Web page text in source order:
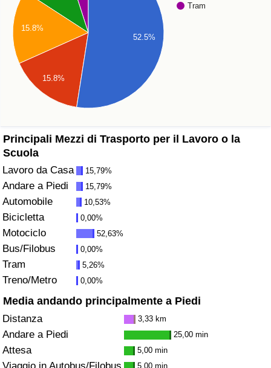
Tram
15.8%
15.8%
52.5%
Principali Mezzi di Trasporto per il Lavoro o la
Scuola
Lavoro da Casa 15,79%
Andare a Piedi 15,79%
Automobile 10,53%
Bicicletta 0,00%
Motociclo 52,63%
Bus/Filobus 0,00%
Tram 5,26%
Treno/Metro 0,00%
Media andando principalmente a Piedi
Distanza 3,33 km
Andare a Piedi 25,00 min
Attesa 5,00 min
5,00 min
Indice dell’Assistenza Sanitaria (Corrente)
Indice dell’Assistenza Sanitaria
Indice dell’Assistenza Sanitaria per
Nazione
Inquinamento
Indice dell’Inquinamento (Corrente)
Indice di inquinamento
Indice dell’Inquinamento per Nazione
Traffico
Indice del Traffico
Indice del traffico (Corrente)
Indice del traffico per Nazione